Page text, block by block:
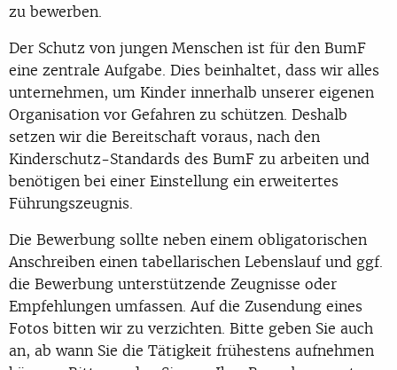
zu bewerben.
Der Schutz von jungen Menschen ist für den BumF
eine zentrale Aufgabe. Dies beinhaltet, dass wir alles
unternehmen, um Kinder innerhalb unserer eigenen
Organisation vor Gefahren zu schützen. Deshalb
setzen wir die Bereitschaft voraus, nach den
Kinderschutz-Standards des BumF zu arbeiten und
benötigen bei einer Einstellung ein erweitertes
Führungszeugnis.
Die Bewerbung sollte neben einem obligatorischen
Anschreiben einen tabellarischen Lebenslauf und ggf.
die Bewerbung unterstützende Zeugnisse oder
Empfehlungen umfassen. Auf die Zusendung eines
Fotos bitten wir zu verzichten. Bitte geben Sie auch
an, ab wann Sie die Tätigkeit frühestens aufnehmen